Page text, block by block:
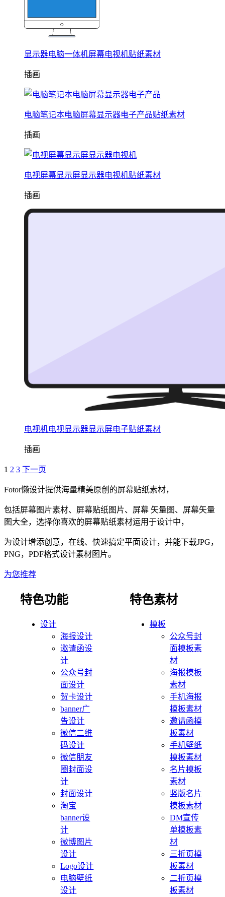
显示器电脑一体机屏幕电视机贴纸素材
插画
电脑笔记本电脑屏幕显示器电子产品贴纸素材
插画
电视屏幕显示屏显示器电视机贴纸素材
插画
电视机电视显示器显示屏电子贴纸素材
插画
1 2 3 下一页
Fotor懒设计提供海量精美原创的屏幕贴纸素材，
包括屏幕图片素材、屏幕贴纸图片、屏幕 矢量图、屏幕矢量
图大全，选择你喜欢的屏幕贴纸素材运用于设计中，
为设计增添创意，在线、快速搞定平面设计，并能下载JPG，
PNG，PDF格式设计素材图片。
为您推荐
特色功能
设计
海报设计
邀请函设
计
公众号封
面设计
贺卡设计
banner广
告设计
微信二维
码设计
微信朋友
圈封面设
计
封面设计
淘宝
banner设
计
微博图片
设计
Logo设计
电脑壁纸
设计
特色素材
模板
公众号封
面模板素
材
海报模板
素材
手机海报
模板素材
邀请函模
板素材
手机壁纸
模板素材
名片模板
素材
竖版名片
模板素材
DM宣传
单模板素
材
三折页模
板素材
二折页模
板素材